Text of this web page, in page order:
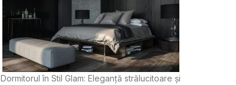
Dormitorul în Stil Glam: Eleganță strălucitoare și